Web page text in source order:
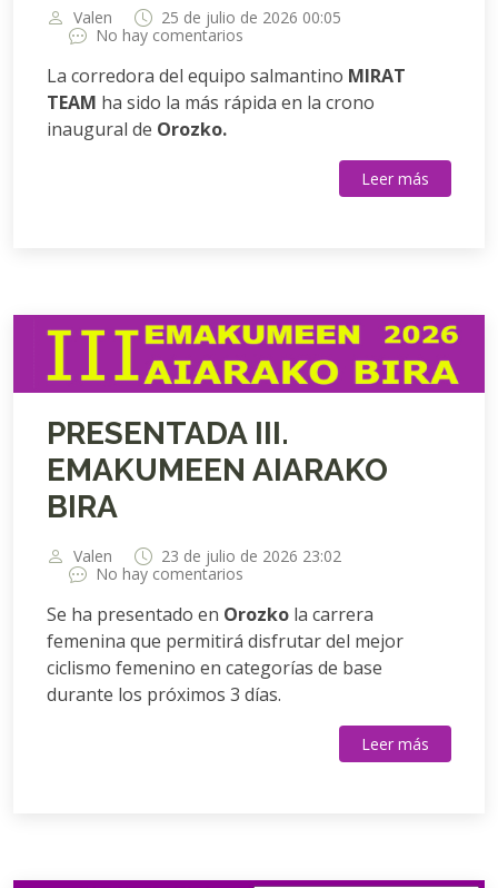
Valen
25 de julio de 2026 00:05
No hay comentarios
La corredora del equipo salmantino MIRAT
TEAM ha sido la más rápida en la crono
inaugural de Orozko.
Leer más
PRESENTADA III.
EMAKUMEEN AIARAKO
BIRA
Valen
23 de julio de 2026 23:02
No hay comentarios
Se ha presentado en Orozko la carrera
femenina que permitirá disfrutar del mejor
ciclismo femenino en categorías de base
durante los próximos 3 días.
Leer más